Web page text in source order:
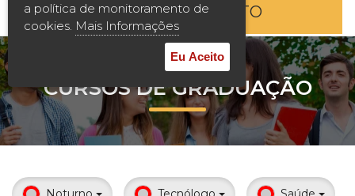
2ª Graduação
Transferência
Reingresso
Prouni
Desconto de pontualidade
ENTRE EM CONTATO
CURSOS DE GRADUAÇÃO
a política de monitoramento de
cookies. Mais Informações
Eu Aceito